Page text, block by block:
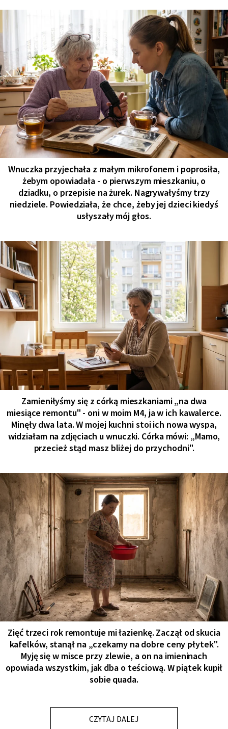
Wnuczka przyjechała z małym mikrofonem i poprosiła,
żebym opowiadała - o pierwszym mieszkaniu, o
dziadku, o przepisie na żurek. Nagrywałyśmy trzy
niedziele. Powiedziała, że chce, żeby jej dzieci kiedyś
usłyszały mój głos.
Zamieniłyśmy się z córką mieszkaniami „na dwa
miesiące remontu" - oni w moim M4, ja w ich kawalerce.
Minęły dwa lata. W mojej kuchni stoi ich nowa wyspa,
widziałam na zdjęciach u wnuczki. Córka mówi: „Mamo,
przecież stąd masz bliżej do przychodni".
Zięć trzeci rok remontuje mi łazienkę. Zaczął od skucia
kafelków, stanął na „czekamy na dobre ceny płytek".
Myję się w misce przy zlewie, a on na imieninach
opowiada wszystkim, jak dba o teściową. W piątek kupił
sobie quada.
CZYTAJ DALEJ